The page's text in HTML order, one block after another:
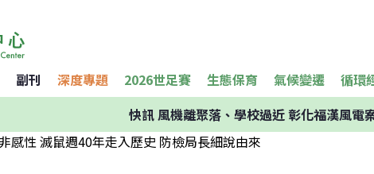
副刊 深度專題 2026世足賽 生態保育 氣候變遷 循環
快訊風機離聚落、學校過近 彰化福漢風電